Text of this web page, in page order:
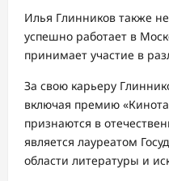
Илья Глинников также
успешно работает в
принимает участие в
За свою карьеру
включая премию
признаются в
является лауреатом
области литературы и